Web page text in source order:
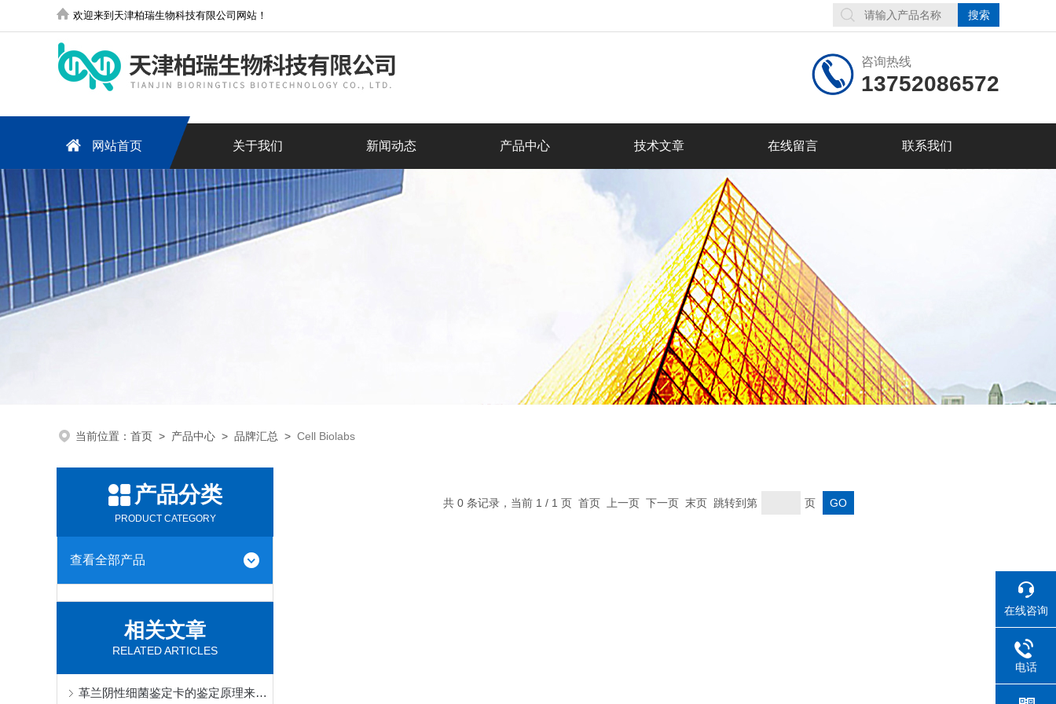
欢迎来到天津柏瑞生物科技有限公司网站！
咨询热线
13752086572
网站首页 关于我们 新闻动态 产品中心 技术文章 在线留言 联系我们
当前位置： 首页 > 产品中心 > 品牌汇总 > Cell Biolabs
产品分类
PRODUCT CATEGORY
查看全部产品
相关文章
RELATED ARTICLES
革兰阴性细菌鉴定卡的鉴定原理来了解下！
共 0 条记录，当前 1 / 1 页 首页 上一页 下一页 末页 跳转到第 页
在线咨询
电话